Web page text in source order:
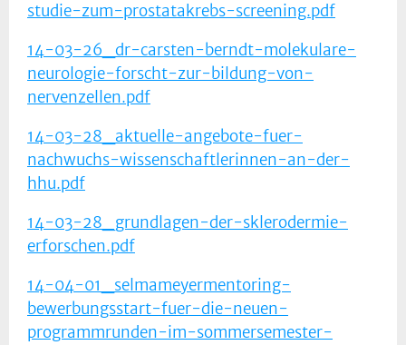
studie-zum-prostatakrebs-screening.pdf
14-03-26_dr-carsten-berndt-molekulare-
neurologie-forscht-zur-bildung-von-
nervenzellen.pdf
14-03-28_aktuelle-angebote-fuer-
nachwuchs-wissenschaftlerinnen-an-der-
hhu.pdf
14-03-28_grundlagen-der-sklerodermie-
erforschen.pdf
14-04-01_selmameyermentoring-
bewerbungsstart-fuer-die-neuen-
programmrunden-im-sommersemester-